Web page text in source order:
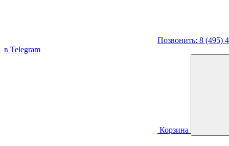
Позвонить: 8 (495)
в Telegram
Корзина